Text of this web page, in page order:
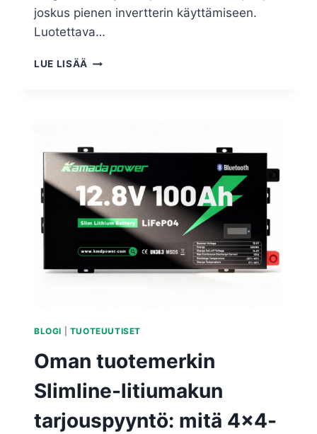
joskus pienen invertterin käyttämiseen.
Luotettava…
LUE LISÄÄ
BLOGI TUOTEUUTISET
Oman tuotemerkin
Slimline-litiumakun
tarjouspyyntö: mitä 4×4-